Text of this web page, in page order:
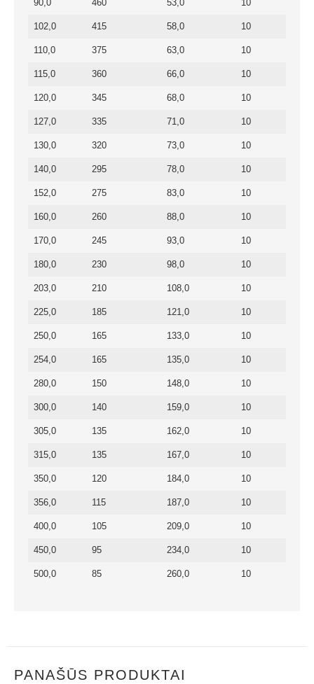
90,0 460 53,0 10
102,0 415 58,0 10
110,0 375 63,0 10
115,0 360 66,0 10
120,0 345 68,0 10
127,0 335 71,0 10
130,0 320 73,0 10
140,0 295 78,0 10
152,0 275 83,0 10
160,0 260 88,0 10
170,0 245 93,0 10
180,0 230 98,0 10
203,0 210 108,0 10
225,0 185 121,0 10
250,0 165 133,0 10
254,0 165 135,0 10
280,0 150 148,0 10
300,0 140 159,0 10
305,0 135 162,0 10
315,0 135 167,0 10
350,0 120 184,0 10
356,0 115 187,0 10
400,0 105 209,0 10
450,0 95 234,0 10
500,0 85 260,0 10
PANAŠŪS PRODUKTAI